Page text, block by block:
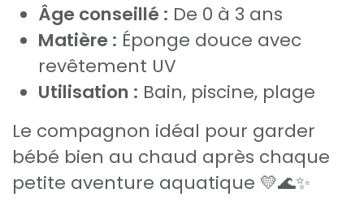
Âge conseillé : De 0 à 3 ans
Matière : Éponge douce avec
revêtement UV
Utilisation : Bain, piscine, plage
Le compagnon idéal pour garder
bébé bien au chaud après chaque
petite aventure aquatique 💛🌊✨